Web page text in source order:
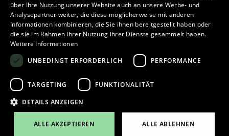
Impressum
Datenschutz
Barrierefreiheitserklärung
Cookie-Einstellungen
über Ihre Nutzung unserer Website auch an unsere Werbe- und
Analysepartner weiter, die diese möglicherweise mit anderen
Informationen kombinieren, die Sie ihnen bereitgestellt haben oder
die sie im Rahmen Ihrer Nutzung ihrer Dienste gesammelt haben.
Weitere Informationen
UNBEDINGT ERFORDERLICH
PERFORMANCE
TARGETING FUNKTIONALITÄT
DETAILS ANZEIGEN
ALLE AKZEPTIEREN ALLE ABLEHNEN